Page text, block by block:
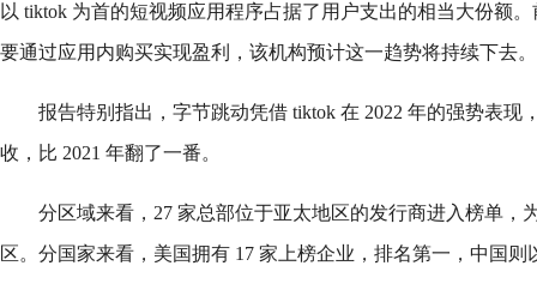
以 tiktok 为首的短视频应用程序占据了用户支出的相当大份额
要通过应用内购买实现盈利，该机构预计这一趋势将持续下去。
报告特别指出，字节跳动凭借 tiktok 在 2022 年的强势表现
收，比 2021 年翻了一番。
分区域来看，27 家总部位于亚太地区的发行商进入榜单，
区。分国家来看，美国拥有 17 家上榜企业，排名第一，中国则